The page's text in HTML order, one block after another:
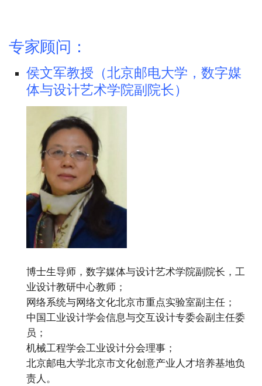
专家顾问：
侯文军教授（北京邮电大学，数字媒
体与设计艺术学院副院长）
博士生导师，数字媒体与设计艺术学院副院长，工
业设计教研中心教师；
网络系统与网络文化北京市重点实验室副主任；
中国工业设计学会信息与交互设计专委会副主任委
员；
机械工程学会工业设计分会理事；
北京邮电大学北京市文化创意产业人才培养基地负
责人。